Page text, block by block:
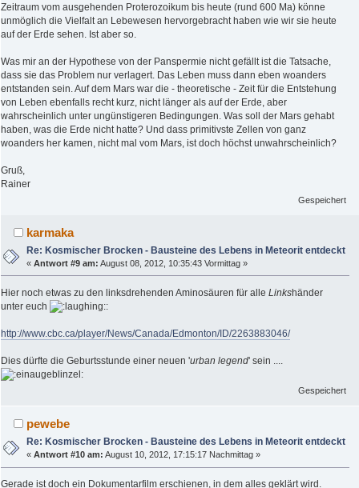
Zeitraum vom ausgehenden Proterozoikum bis heute (rund 600 Ma) könne
unmöglich die Vielfalt an Lebewesen hervorgebracht haben wie wir sie heute
auf der Erde sehen. Ist aber so.
Was mir an der Hypothese von der Panspermie nicht gefällt ist die Tatsache,
dass sie das Problem nur verlagert. Das Leben muss dann eben woanders
entstanden sein. Auf dem Mars war die - theoretische - Zeit für die Entstehung
von Leben ebenfalls recht kurz, nicht länger als auf der Erde, aber
wahrscheinlich unter ungünstigeren Bedingungen. Was soll der Mars gehabt
haben, was die Erde nicht hatte? Und dass primitivste Zellen von ganz
woanders her kamen, nicht mal vom Mars, ist doch höchst unwahrscheinlich?
Gruß,
Rainer
Gespeichert
karmaka
Re: Kosmischer Brocken - Bausteine des Lebens in Meteorit entdeckt
«Antwort #9 am: August 08, 2012, 10:35:43 Vormittag »
Hier noch etwas zu den linksdrehenden Aminosäuren für alle Linkshänder
unter euch
:
http://www.cbc.ca/player/News/Canada/Edmonton/ID/2263883046/
Dies dürfte die Geburtsstunde einer neuen 'urban legend' sein ....
Gespeichert
pewebe
Re: Kosmischer Brocken - Bausteine des Lebens in Meteorit entdeckt
«Antwort #10 am: August 10, 2012, 17:15:17 Nachmittag »
Gerade ist doch ein Dokumentarfilm erschienen, in dem alles geklärt wird.